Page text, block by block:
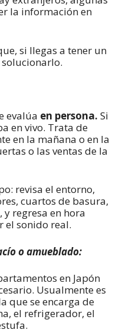
la información en
si llegas a tener un
evalúa en persona. Si
en vivo. Trata de
en la mañana o en la
o las ventas de la
revisa el entorno,
cuartos de basura,
y regresa en hora
el sonido real.
o amueblado:
en Japón
Usualmente es
que se encarga de
el refrigerador, el